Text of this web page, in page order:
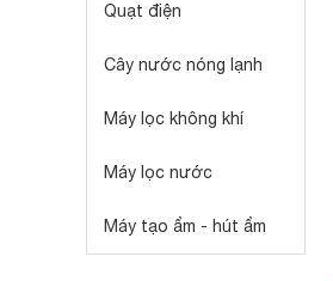
Quạt điện
Cây nước nóng lạnh
Máy lọc không khí
Máy lọc nước
Máy tạo ẩm - hút ẩm